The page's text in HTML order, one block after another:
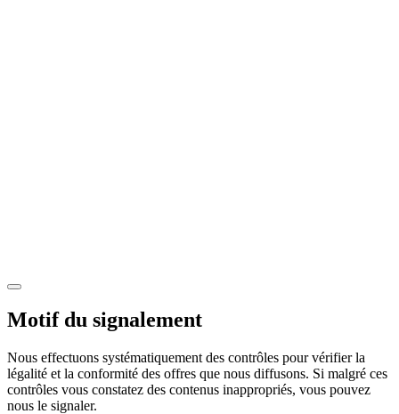
Motif du signalement
Nous effectuons systématiquement des contrôles pour vérifier la
légalité et la conformité des offres que nous diffusons. Si malgré ces
contrôles vous constatez des contenus inappropriés, vous pouvez
nous le signaler.